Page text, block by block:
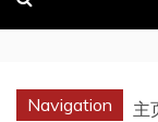
Navigation
主